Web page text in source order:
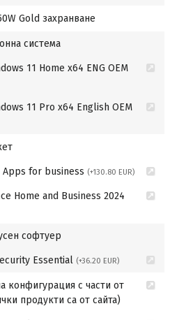
Gold захранване
система
11 Home x64 ENG OEM
11 Pro x64 English OEM
Apps for business (+130.80 EUR)
Home and Business 2024
софтуер
Essential (+36.20 EUR)
конфигурация с части от
продукти са от сайта)